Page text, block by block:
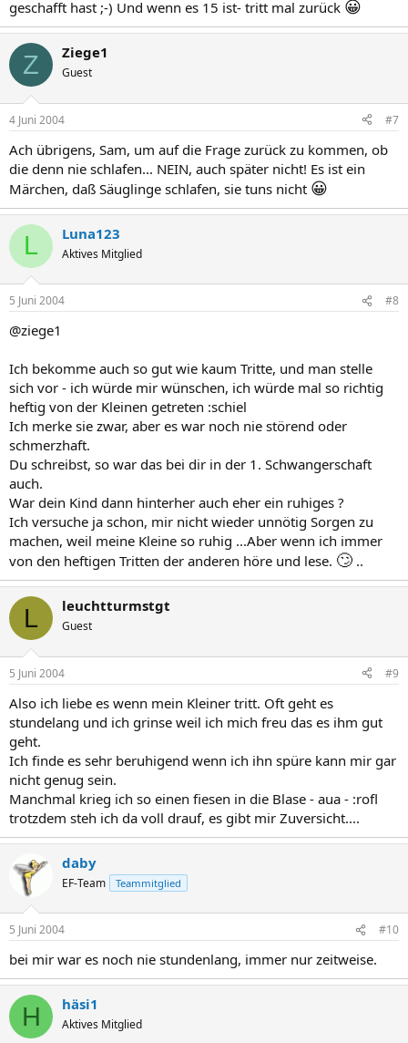
geschafft hast ;-) Und wenn es 15 ist- tritt mal zurück 😀
Z Ziege1
Guest
4 Juni 2004 #7
Ach übrigens, Sam, um auf die Frage zurück zu kommen, ob
die denn nie schlafen... NEIN, auch später nicht! Es ist ein
Märchen, daß Säuglinge schlafen, sie tuns nicht 😀
L Luna123
Aktives Mitglied
5 Juni 2004 #8
@ziege1
Ich bekomme auch so gut wie kaum Tritte, und man stelle
sich vor - ich würde mir wünschen, ich würde mal so richtig
heftig von der Kleinen getreten :schiel
Ich merke sie zwar, aber es war noch nie störend oder
schmerzhaft.
Du schreibst, so war das bei dir in der 1. Schwangerschaft
auch.
War dein Kind dann hinterher auch eher ein ruhiges ?
Ich versuche ja schon, mir nicht wieder unnötig Sorgen zu
machen, weil meine Kleine so ruhig ...Aber wenn ich immer
von den heftigen Tritten der anderen höre und lese. 🙄 ..
L leuchtturmstgt
Guest
5 Juni 2004 #9
Also ich liebe es wenn mein Kleiner tritt. Oft geht es
stundelang und ich grinse weil ich mich freu das es ihm gut
geht.
Ich finde es sehr beruhigend wenn ich ihn spüre kann mir gar
nicht genug sein.
Manchmal krieg ich so einen fiesen in die Blase - aua - :rofl
trotzdem steh ich da voll drauf, es gibt mir Zuversicht....
daby
EF-Team Teammitglied
5 Juni 2004 #10
bei mir war es noch nie stundenlang, immer nur zeitweise.
H häsi1
Aktives Mitglied